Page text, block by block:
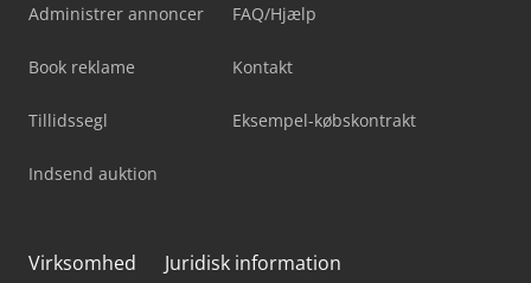
Administrer annoncer
Book reklame
Tillidssegl
Indsend auktion
FAQ/Hjælp
Kontakt
Eksempel-købskontrakt
Virksomhed Juridisk information